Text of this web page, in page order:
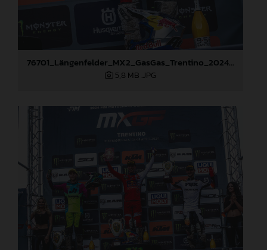
76701_Längenfelder_MX2_GasGas_Trentino_2024_22A7276
5,8 MB .JPG